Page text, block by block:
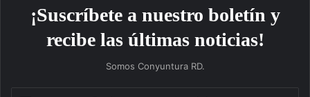
¡Suscríbete a nuestro boletín y
recibe las últimas noticias!
Somos Conyuntura RD.